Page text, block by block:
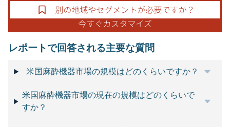
レポートで回答される主要な質問
米国麻酔機器市場の規模はどのくらいですか？
米国麻酔機器市場の現在の規模はどのくらいで
すか？